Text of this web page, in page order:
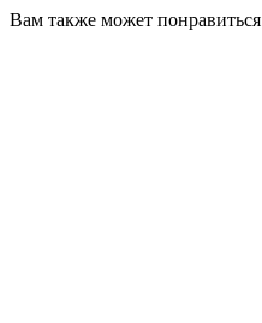
Вам также может понравиться